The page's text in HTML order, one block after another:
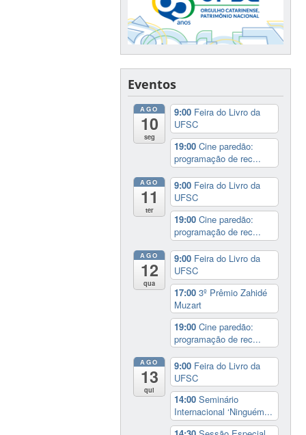
Eventos
AGO
10
seg
9:00 Feira do Livro da
UFSC
19:00Cine paredão:
programação de rec...
AGO
11
ter
9:00 Feira do Livro da
UFSC
19:00Cine paredão:
programação de rec...
AGO
12
qua
9:00 Feira do Livro da
UFSC
17:003º Prêmio Zahidé
Muzart
19:00Cine paredão:
programação de rec...
AGO
13
qui
9:00 Feira do Livro da
UFSC
14:00Seminário
Internacional ‘Ninguém...